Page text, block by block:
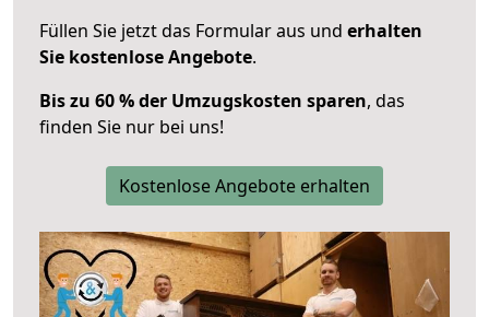
Füllen Sie jetzt das Formular aus und erhalten
Sie kostenlose Angebote.
Bis zu 60 % der Umzugskosten sparen, das
finden Sie nur bei uns!
Kostenlose Angebote erhalten